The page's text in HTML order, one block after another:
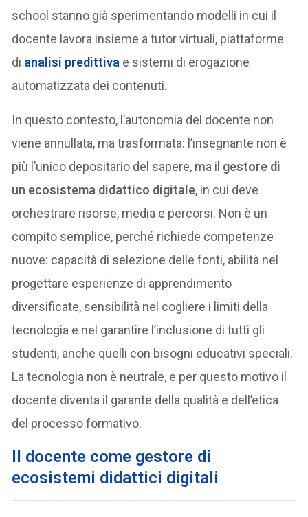
school stanno già sperimentando modelli in cui il
docente lavora insieme a tutor virtuali, piattaforme
di analisi predittiva e sistemi di erogazione
automatizzata dei contenuti.
In questo contesto, l’autonomia del docente non
viene annullata, ma trasformata: l’insegnante non è
più l’unico depositario del sapere, ma il gestore di
un ecosistema didattico digitale, in cui deve
orchestrare risorse, media e percorsi. Non è un
compito semplice, perché richiede competenze
nuove: capacità di selezione delle fonti, abilità nel
progettare esperienze di apprendimento
diversificate, sensibilità nel cogliere i limiti della
tecnologia e nel garantire l’inclusione di tutti gli
studenti, anche quelli con bisogni educativi speciali.
La tecnologia non è neutrale, e per questo motivo il
docente diventa il garante della qualità e dell’etica
del processo formativo.
Il docente come gestore di
ecosistemi didattici digitali